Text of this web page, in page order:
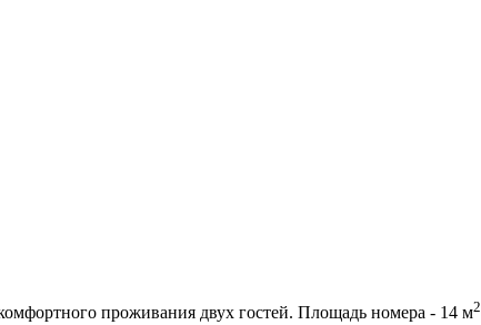
проживания двух гостей. Площадь номера - 14 м2